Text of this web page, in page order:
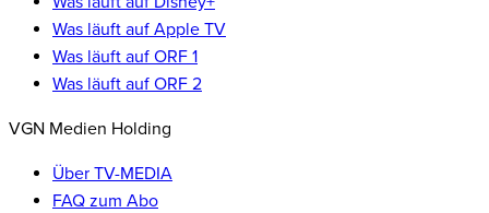
Was läuft auf Apple TV
Was läuft auf ORF 1
Was läuft auf ORF 2
VGN Medien Holding
Über TV-MEDIA
FAQ zum Abo